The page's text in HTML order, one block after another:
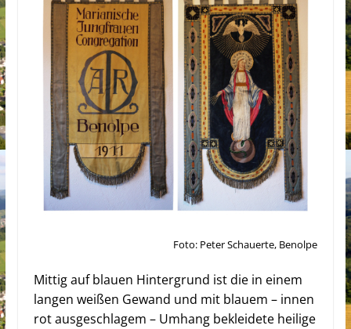
Foto: Peter Schauerte, Benolpe
Mittig auf blauen Hintergrund ist die in einem
langen weißen Gewand und mit blauem – innen
rot ausgeschlagem – Umhang bekleidete heilige